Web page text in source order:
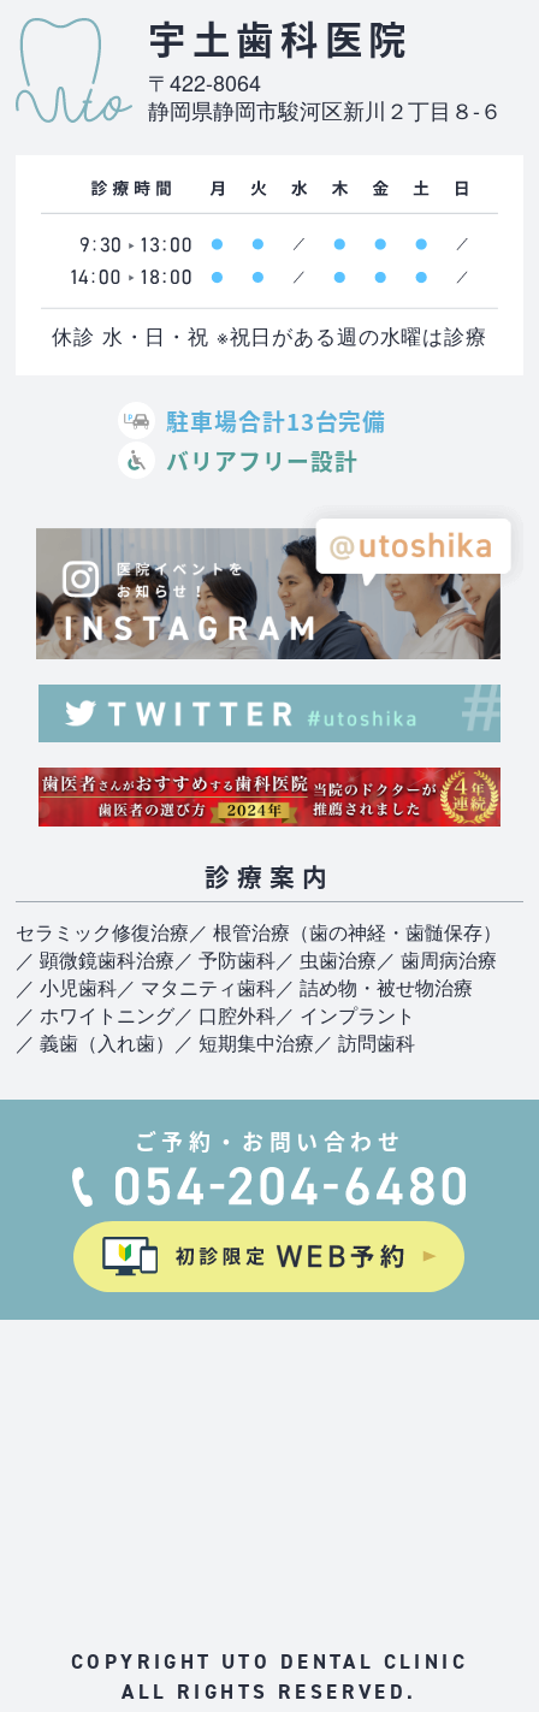
宇土歯科医院
〒422-8064
静岡県静岡市駿河区新川２丁目８-６
休診 水・日・祝 ※祝日がある週の水曜は診療
駐車場合計13台完備
バリアフリー設計
診療案内
セラミック修復治療／ 根管治療（歯の神経・歯髄保存）
／ 顕微鏡歯科治療／ 予防歯科／ 虫歯治療／ 歯周病治療
／ 小児歯科／ マタニティ歯科／ 詰め物・被せ物治療
／ ホワイトニング／ 口腔外科／ インプラント
／ 義歯（入れ歯） ／ 短期集中治療／ 訪問歯科
ご予約・お問い合わせ
COPYRIGHT UTO DENTAL CLINIC
ALL RIGHTS RESERVED.